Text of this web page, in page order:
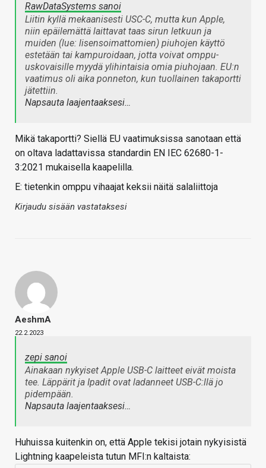
RawDataSystems sanoi
Liitin kyllä mekaanisesti USC-C, mutta kun Apple,
niin epäilemättä laittavat taas sirun letkuun ja
muiden (lue: lisensoimattomien) piuhojen käyttö
estetään tai kampuroidaan, jotta voivat omppu-
uskovaisille myydä ylihintaisia omia piuhojaan. EU:n
vaatimus oli aika ponneton, kun tuollainen takaportti
jätettiin.
Napsauta laajentaaksesi…
Mikä takaportti? Siellä EU vaatimuksissa sanotaan että
on oltava ladattavissa standardin EN IEC 62680-1-
3:2021 mukaisella kaapelilla.
E: tietenkin omppu vihaajat keksii näitä salaliittoja
Kirjaudu sisään vastataksesi
AeshmA
22.2.2023
zepi sanoi
Ainakaan nykyiset Apple USB-C laitteet eivät moista
tee. Läppärit ja Ipadit ovat ladanneet USB-C:llä jo
pidempään.
Napsauta laajentaaksesi…
Huhuissa kuitenkin on, että Apple tekisi jotain nykyisistä
Lightning kaapeleista tutun MFI:n kaltaista: